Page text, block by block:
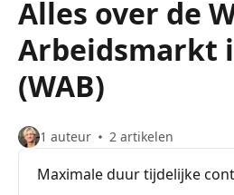
Alles over de
Arbeidsmarkt
(WAB)
1 auteur 2 artikelen
Maximale duur tijdelijke